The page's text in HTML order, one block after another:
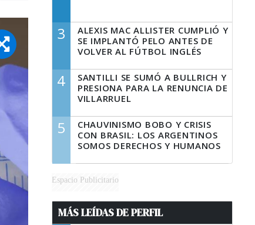
3
ALEXIS MAC ALLISTER CUMPLIÓ Y
SE IMPLANTÓ PELO ANTES DE
VOLVER AL FÚTBOL INGLÉS
4
SANTILLI SE SUMÓ A BULLRICH Y
PRESIONA PARA LA RENUNCIA DE
VILLARRUEL
5
CHAUVINISMO BOBO Y CRISIS
CON BRASIL: LOS ARGENTINOS
SOMOS DERECHOS Y HUMANOS
Espacio Publicitario
MÁS LEÍDAS DE PERFIL